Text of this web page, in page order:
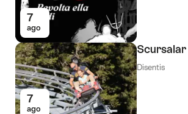
seguenti
7
ago
7
ago
Disentis